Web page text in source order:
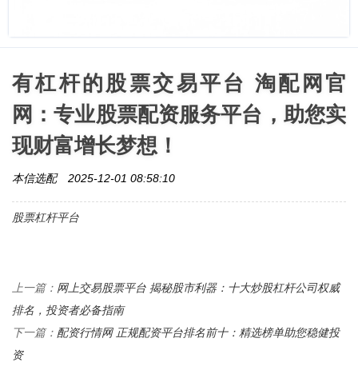
有杠杆的股票交易平台 淘配网官
网：专业股票配资服务平台，助您实
现财富增长梦想！
本信选配 2025-12-01 08:58:10
股票杠杆平台
上一篇： 网上交易股票平台 揭秘股市利器：十大炒股杠杆公司权威
排名，投资者必备指南
下一篇： 配资行情网 正规配资平台排名前十：精选榜单助您稳健投
资